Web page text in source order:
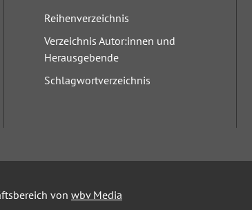
Reihenverzeichnis
Verzeichnis Autor:innen und
Herausgebende
Schlagwortverzeichnis
von wbv Media